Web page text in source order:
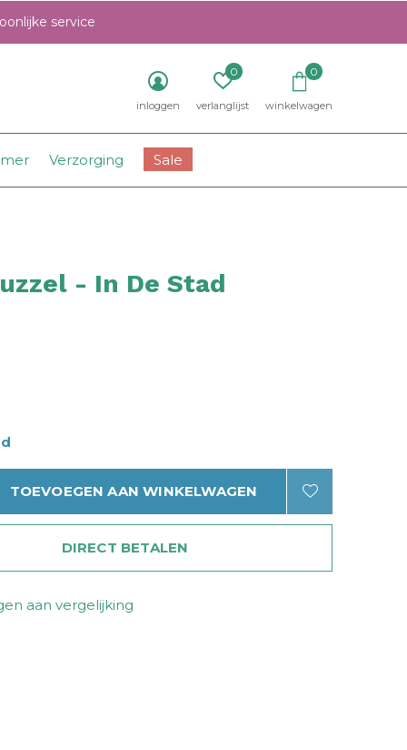
Verzorging Sale
inloggen verlanglijst
0
winkelwagen
0
service
- In De Stad
TOEVOEGEN AAN WINKELWAGEN
DIRECT BETALEN
aan vergelijking